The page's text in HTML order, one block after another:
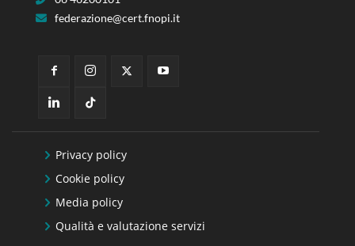
federazione@cert.fnopi.it
Privacy policy
Cookie policy
Media policy
Qualità e valutazione servizi